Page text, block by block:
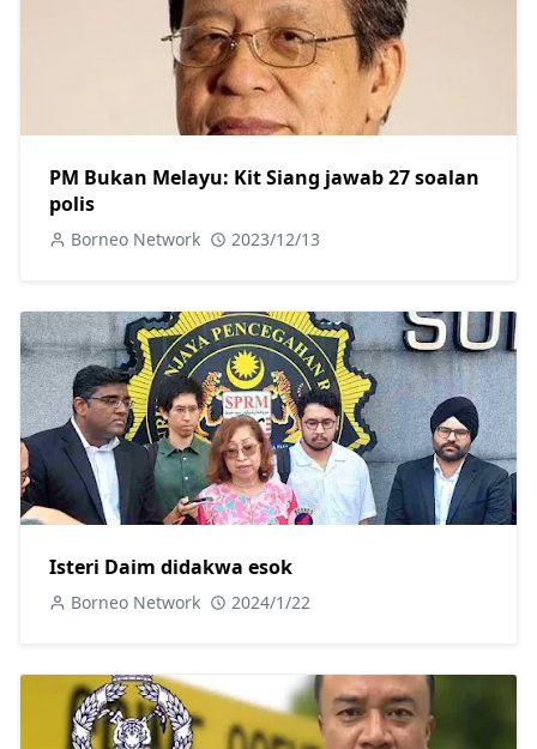
PM Bukan Melayu: Kit Siang jawab 27 soalan
polis
Borneo Network 2023/12/13
Isteri Daim didakwa esok
Borneo Network 2024/1/22